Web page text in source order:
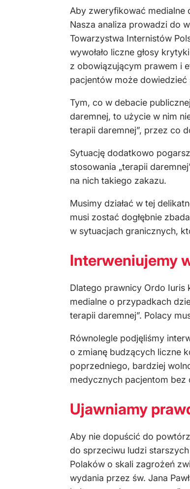
Aby zweryfikować medialne
Nasza analiza prowadzi do
Towarzystwa Internistów
wywołało liczne głosy
z obowiązującym prawem i
pacjentów może
Tym, co w debacie
daremnej, to użycie w nim
terapii daremnej”, przez co
Sytuację dodatkowo
stosowania „terapii
na nich takiego zakazu.
Musimy działać w tej
musi zostać dogłębnie
w sytuacjach granicznych,
Interweniujemy
Dlatego prawnicy Ordo Iuris
medialne o przypadkach
terapii daremnej”. Polacy
Równolegle podjęliśmy
o zmianę budzących liczne
poprzedniego, bardziej
medycznych pacjentom bez
Ujawniamy
Aby nie dopuścić do
do sprzeciwu ludzi
Polaków o skali zagrożeń
wydania przez św. Jana